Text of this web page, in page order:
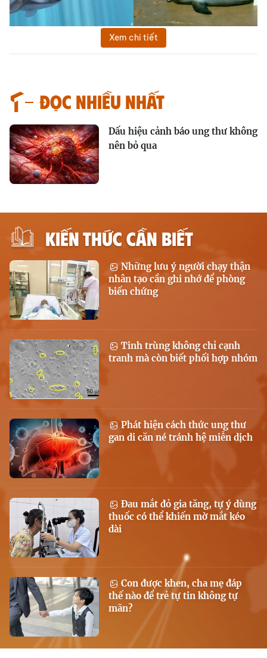
Xem chi tiết
Đọc nhiều nhất
Dấu hiệu cảnh báo ung thư không
nên bỏ qua
KIẾN THỨC CẦN BIẾT
Những lưu ý người chạy thận
nhân tạo cần ghi nhớ để phòng
biến chứng
Tinh trùng không chỉ cạnh
tranh mà còn biết phối hợp nhóm
Phát hiện cách thức ung thư
gan di căn né tránh hệ miễn dịch
Đau mắt đỏ gia tăng, tự ý dùng
thuốc có thể khiến mờ mắt kéo
dài
Con được khen, cha mẹ đáp
thế nào để trẻ tự tin không tự
mãn?